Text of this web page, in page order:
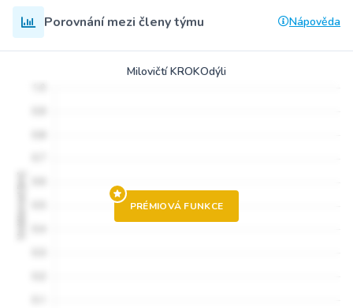
Porovnání mezi členy týmu Nápověda
Milovičtí KROKOdýli
PRÉMIOVÁ FUNKCE